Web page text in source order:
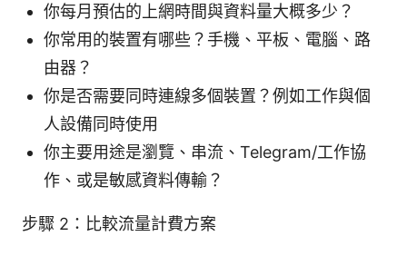
你每月預估的上網時間與資料量大概多少？
你常用的裝置有哪些？手機、平板、電腦、路
由器？
你是否需要同時連線多個裝置？例如工作與個
人設備同時使用
你主要用途是瀏覽、串流、Telegram/工作協
作、或是敏感資料傳輸？
步驟 2：比較流量計費方案